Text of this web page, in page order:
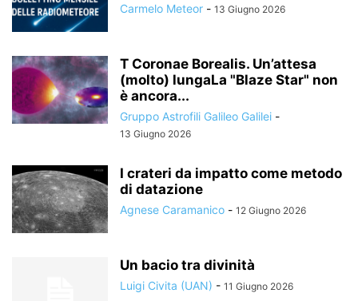
Carmelo Meteor - 13 Giugno 2026
T Coronae Borealis. Un’attesa
(molto) lungaLa "Blaze Star" non
è ancora...
Gruppo Astrofili Galileo Galilei -
13 Giugno 2026
I crateri da impatto come metodo
di datazione
Agnese Caramanico - 12 Giugno 2026
Un bacio tra divinità
Luigi Civita (UAN) - 11 Giugno 2026